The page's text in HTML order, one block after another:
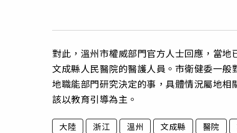
對此，溫州市權威部門官方人士回應，當
文成縣人民醫院的醫護人員。市衛健委一
地職能部門研究決定的事，具體情況屬地
該以教育引導為主。
大陸 浙江 溫州 文成縣 醫院